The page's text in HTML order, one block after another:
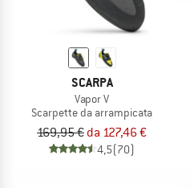
SCARPA
Vapor V
Scarpette da arrampicata
169,95 € da 127,46 €
4,5(70)